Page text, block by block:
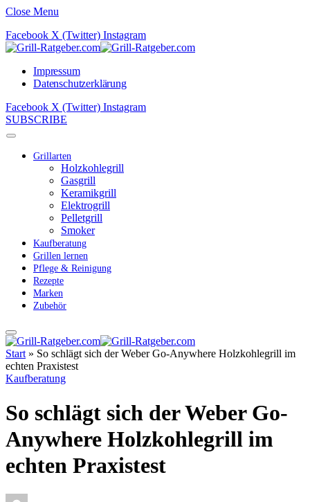
Close Menu
Facebook X (Twitter) Instagram
Impressum
Datenschutzerklärung
Facebook X (Twitter) Instagram
SUBSCRIBE
Grillarten
Holzkohlegrill
Gasgrill
Keramikgrill
Elektrogrill
Pelletgrill
Smoker
Kaufberatung
Grillen lernen
Pflege & Reinigung
Rezepte
Marken
Zubehör
Start » So schlägt sich der Weber Go-Anywhere Holzkohlegrill im
echten Praxistest
Kaufberatung
So schlägt sich der Weber Go-
Anywhere Holzkohlegrill im
echten Praxistest